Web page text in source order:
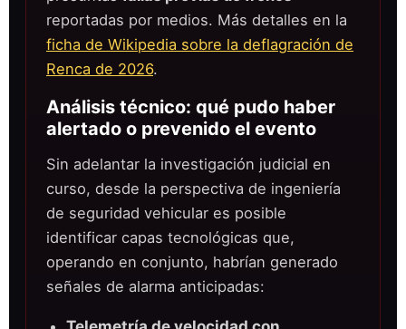
reportadas por medios. Más detalles en la
ficha de Wikipedia sobre la deflagración de
Renca de 2026.
Análisis técnico: qué pudo haber
alertado o prevenido el evento
Sin adelantar la investigación judicial en
curso, desde la perspectiva de ingeniería
de seguridad vehicular es posible
identificar capas tecnológicas que,
operando en conjunto, habrían generado
señales de alarma anticipadas: